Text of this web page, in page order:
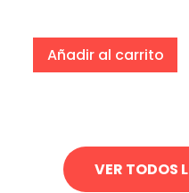
Añadir al carrito
VER TODOS